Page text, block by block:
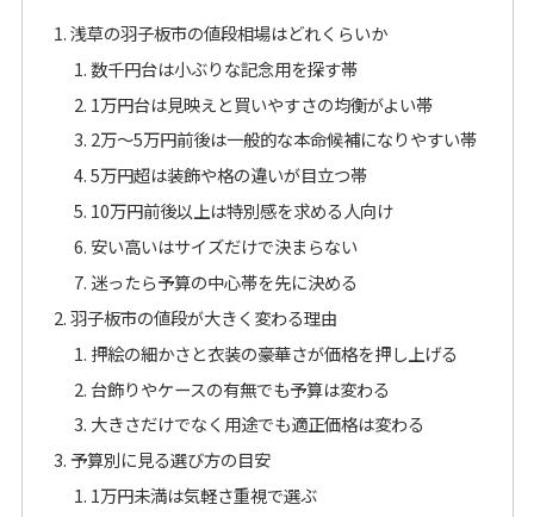
浅草の羽子板市の値段相場はどれくらいか
数千円台は小ぶりな記念用を探す帯
1万円台は見映えと買いやすさの均衡がよい帯
2万〜5万円前後は一般的な本命候補になりやすい帯
5万円超は装飾や格の違いが目立つ帯
10万円前後以上は特別感を求める人向け
安い高いはサイズだけで決まらない
迷ったら予算の中心帯を先に決める
羽子板市の値段が大きく変わる理由
押絵の細かさと衣装の豪華さが価格を押し上げる
台飾りやケースの有無でも予算は変わる
大きさだけでなく用途でも適正価格は変わる
予算別に見る選び方の目安
1万円未満は気軽さ重視で選ぶ